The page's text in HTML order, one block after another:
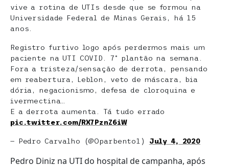
vive a rotina de UTIs desde que se formou na
Universidade Federal de Minas Gerais, há 15
anos.
Registro furtivo logo após perdermos mais um
paciente na UTI COVID. 7° plantão na semana.
Fora a tristeza/sensação de derrota, pensando
em reabertura, Leblon, veto de máscara, bia
dória, negacionismo, defesa de cloroquina e
ivermectina…
E a derrota aumenta. Tá tudo errado
pic.twitter.com/RX7PznZ6iW
— Pedro Carvalho (@Oparbento1) July 4, 2020
Pedro Diniz na UTI do hospital de campanha, após